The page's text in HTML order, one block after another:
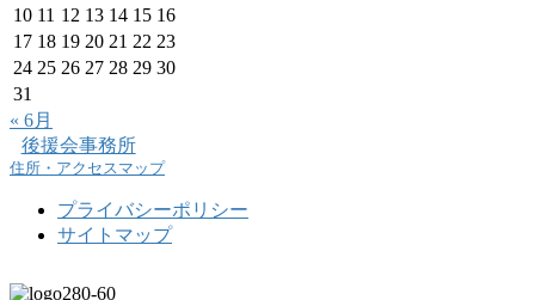
10 11 12 13 14 15 16
17 18 19 20 21 22 23
24 25 26 27 28 29 30
31
« 6月
後援会事務所
住所・アクセスマップ
プライバシーポリシー
サイトマップ